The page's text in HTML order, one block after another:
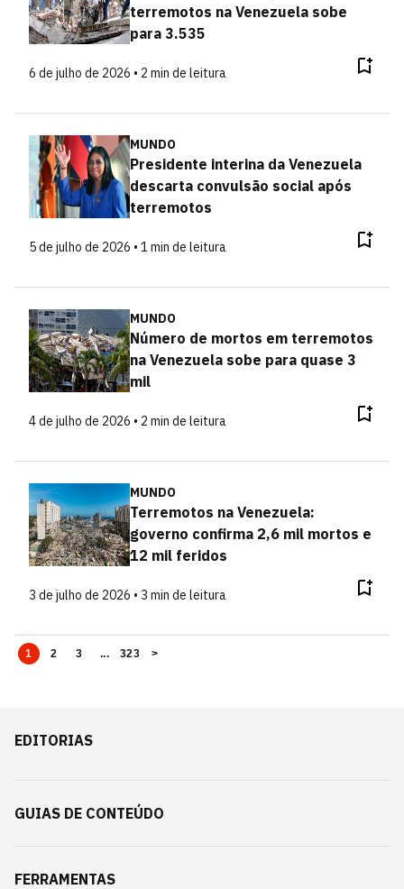
terremotos na Venezuela sobe
para 3.535
6 de julho de 2026 • 2 min de leitura
MUNDO
Presidente interina da Venezuela
descarta convulsão social após
terremotos
5 de julho de 2026 • 1 min de leitura
MUNDO
Número de mortos em terremotos
na Venezuela sobe para quase 3
mil
4 de julho de 2026 • 2 min de leitura
MUNDO
Terremotos na Venezuela:
governo confirma 2,6 mil mortos e
12 mil feridos
3 de julho de 2026 • 3 min de leitura
1 2 3 ... 323 >
EDITORIAS
GUIAS DE CONTEÚDO
FERRAMENTAS